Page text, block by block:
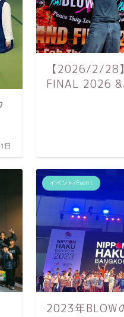
日
【2026/2/28
FINAL 2026 &
イベント/Event
2023年BLOW